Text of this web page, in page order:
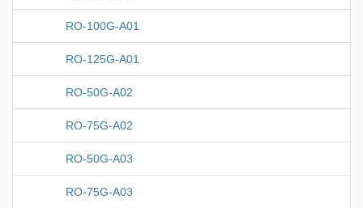
RO-100G-A01
RO-125G-A01
RO-50G-A02
RO-75G-A02
RO-50G-A03
RO-75G-A03